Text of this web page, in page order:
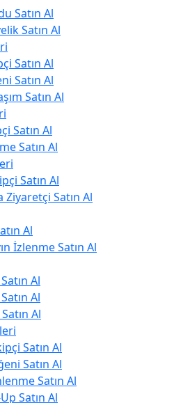
Satın Al
Satın Al
Satın Al
Satın Al
Satın Al
Satın Al
Satın Al
Satın Al
Satın Al
Al
İzlenme Satın Al
Al
Al
Al
Satın Al
Satın Al
Satın Al
Satın Al